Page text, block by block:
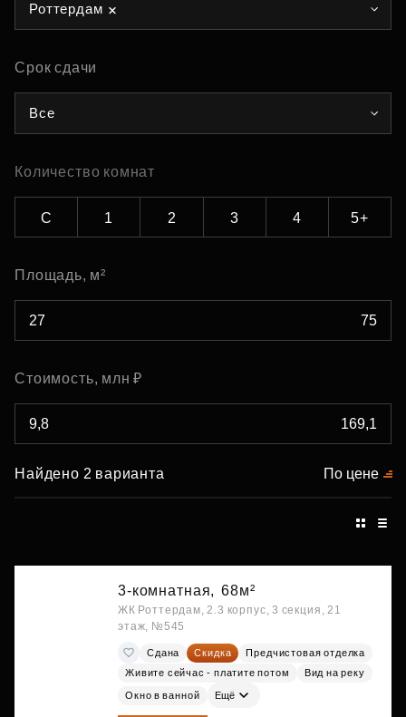
Роттердам
Срок сдачи
Все
Количество комнат
С 1 2 3 4 5+
Площадь, м²
Стоимость, млн ₽
Найдено 2 варианта По цене
3-комнатная, 68м²
ЖК Роттердам, 2.3 корпус, 3 секция, 21
этаж, №545
Сдана Скидка
Предчистовая отделка
Живите сейчас - платите потом
Вид на реку
Окно в ванной Ещё